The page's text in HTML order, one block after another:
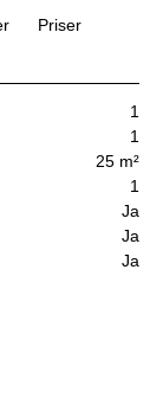
Priser
1
1
25 m²
1
Ja
Ja
Ja